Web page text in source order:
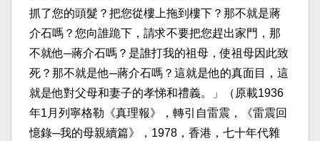
抓了您的頭髮？把您從樓上拖到樓下？那不就是蔣
介石嗎？您向誰跪下，請求不要把您趕出家門，那
不就他─蔣介石嗎？是誰打我的祖母，使祖母因此致
死？那不就是他─蔣介石嗎？這就是他的真面目，這
就是他對父母和妻子的孝悌和禮義。」（原載1936
年1月列寧格勒《真理報》，轉引自雷震，《雷震回
憶錄─我的母親續篇》，1978，香港，七十年代雜